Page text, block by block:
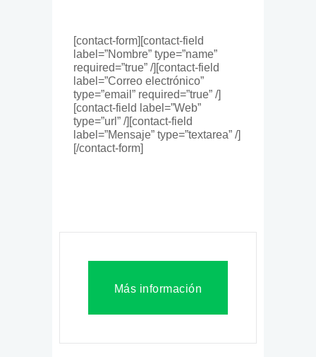
[contact-form][contact-field
label=”Nombre” type=”name”
required=”true” /][contact-field
label=”Correo electrónico”
type=”email” required=”true” /]
[contact-field label=”Web”
type=”url” /][contact-field
label=”Mensaje” type=”textarea” /]
[/contact-form]
Más información